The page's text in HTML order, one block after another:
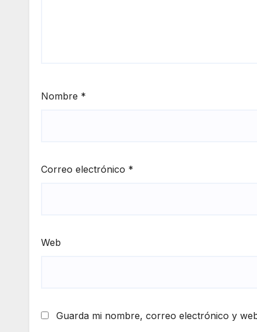
Nombre *
Correo electrónico *
Web
Guarda mi nombre, correo electrónico y